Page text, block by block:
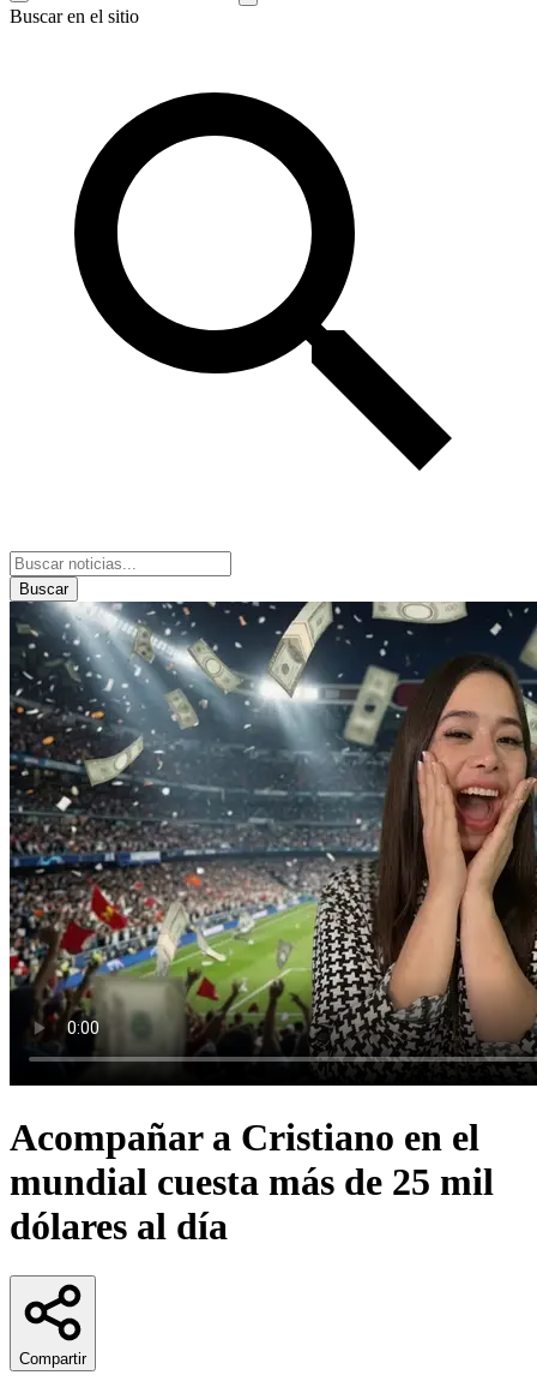
Buscar en el sitio
Buscar
Acompañar a Cristiano en el
mundial cuesta más de 25 mil
dólares al día
Compartir